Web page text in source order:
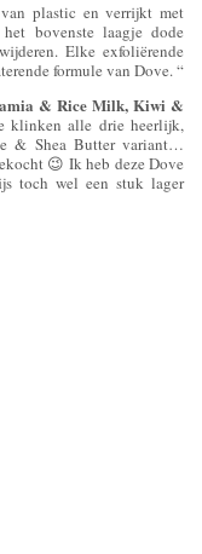
plastic en verrijkt met
bovenste laagje dode
Elke exfoliërende
formule van Dove. “
& Rice Milk, Kiwi &
klinken alle drie heerlijk,
& Shea Butter variant…
😉 Ik heb deze Dove
toch wel een stuk lager